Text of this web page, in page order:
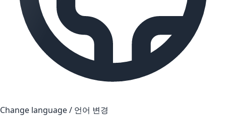
Change language / 언어 변경